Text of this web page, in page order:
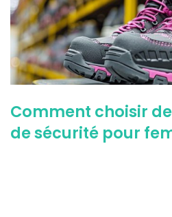
Comment choisir
de sécurité pour